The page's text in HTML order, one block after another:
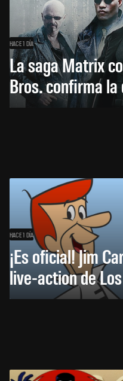
HACE 1 DÍA
La saga Matrix
Bros. confirma
HACE 1 DÍA
¡Es oficial! Jim
live-action de